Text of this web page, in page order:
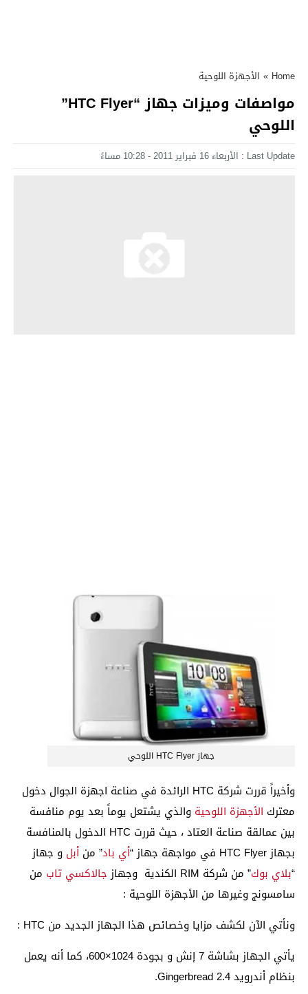
Home
» الأجهزة اللوحية
مواصفات وميزات جهاز “HTC Flyer”
اللوحي
Last Update : الأربعاء 16 فبراير 2011 - 10:28 مساءً
جهاز HTC Flyer اللوحي
وأخيراً قررت شركة HTC الرائدة في صناعة اجهزة الجوال دخول
معترك الأجهزة اللوحية والذي يشتعل يوماً بعد يوم منافسة
بين عمالقة صناعة العتاد ، حيث قررت HTC الدخول بالمنافسة
بجهازHTC Flyer في مواجهة جهاز “ أي باد” من أبل و جهاز
“بلاي بوك” من شركة RIM الكندية وجهاز جالاكسي تاب من
سامسونج وغيرها من الأجهزة اللوحية :
ونأتي الآن لكشف مزايا وخصائص هذا الجهاز الجديد من HTC :
يأتي الجهاز بشاشة 7 إنش و بجودة 1024×600، كما أنه يعمل
بنظام أندرويد Gingerbread 2.4.